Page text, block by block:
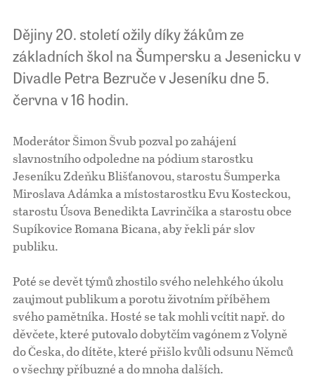
Dějiny 20. století ožily díky žákům ze
základních škol na Šumpersku a Jesenicku v
Divadle Petra Bezruče v Jeseníku dne 5.
června v 16 hodin.
Moderátor Šimon Švub pozval po zahájení
slavnostního odpoledne na pódium starostku
Jeseníku Zdeňku Blišťanovou, starostu Šumperka
Miroslava Adámka a místostarostku Evu Kosteckou,
starostu Úsova Benedikta Lavrinčíka a starostu obce
Supíkovice Romana Bicana, aby řekli pár slov
publiku.
Poté se devět týmů zhostilo svého nelehkého úkolu
zaujmout publikum a porotu životním příběhem
svého pamětníka. Hosté se tak mohli vcítit např. do
děvčete, které putovalo dobytčím vagónem z Volyně
do Česka, do dítěte, které přišlo kvůli odsunu Němců
o všechny příbuzné a do mnoha dalších.